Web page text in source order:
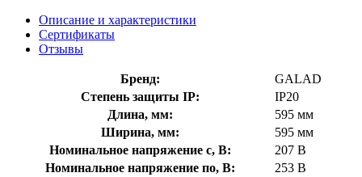
Описание и характеристики
Сертификаты
Отзывы
Бренд:
GALAD
Степень защиты IP:
IP20
Длина, мм:
595 мм
Ширина, мм:
595 мм
Номинальное напряжение с, В:
207 В
Номинальное напряжение по, В:
253 В